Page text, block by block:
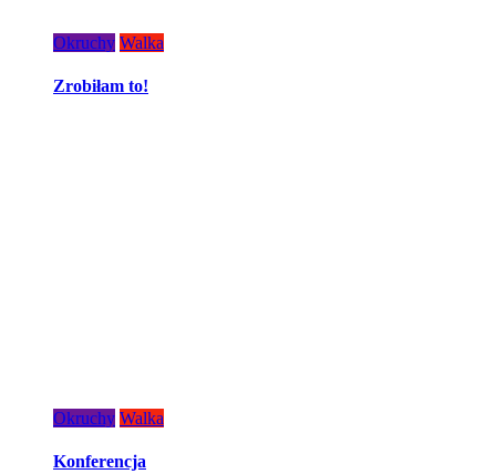
Okruchy Walka
Zrobiłam to!
Okruchy Walka
Konferencja